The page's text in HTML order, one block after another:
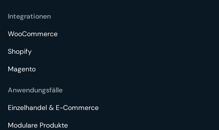
Integrationen
WooCommerce
Shopify
Magento
Anwendungsfälle
Einzelhandel & E-Commerce
Modulare Produkte